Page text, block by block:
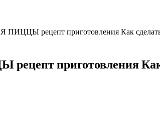
рецепт приготовления Как сделать
приготовления Как